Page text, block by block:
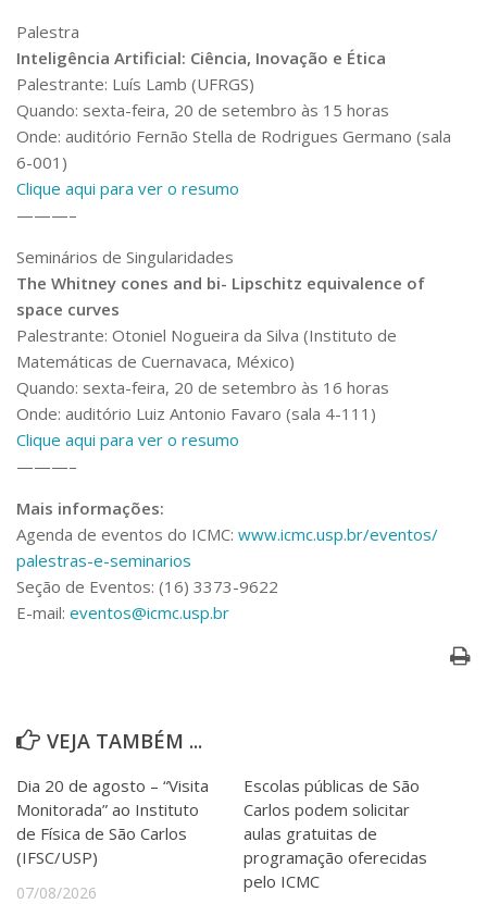
Palestra
Inteligência Artificial: Ciência, Inovação e Ética
Palestrante: Luís Lamb (UFRGS)
Quando: sexta-feira, 20 de setembro às 15 horas
Onde: auditório Fernão Stella de Rodrigues Germano (sala
6-001)
Clique aqui para ver o resumo
———–
Seminários de Singularidades
The Whitney cones and bi- Lipschitz equivalence of
space curves
Palestrante: Otoniel Nogueira da Silva (Instituto de
Matemáticas de Cuernavaca, México)
Quando: sexta-feira, 20 de setembro às 16 horas
Onde: auditório Luiz Antonio Favaro (sala 4-111)
Clique aqui para ver o resumo
———–
Mais informações:
Agenda de eventos do ICMC: www.icmc.usp.br/eventos/
palestras-e-seminarios
Seção de Eventos: (16) 3373-9622
E-mail: eventos@icmc.usp.br
VEJA TAMBÉM ...
Dia 20 de agosto – “Visita
Monitorada” ao Instituto
de Física de São Carlos
(IFSC/USP)
07/08/2026
Escolas públicas de São
Carlos podem solicitar
aulas gratuitas de
programação oferecidas
pelo ICMC